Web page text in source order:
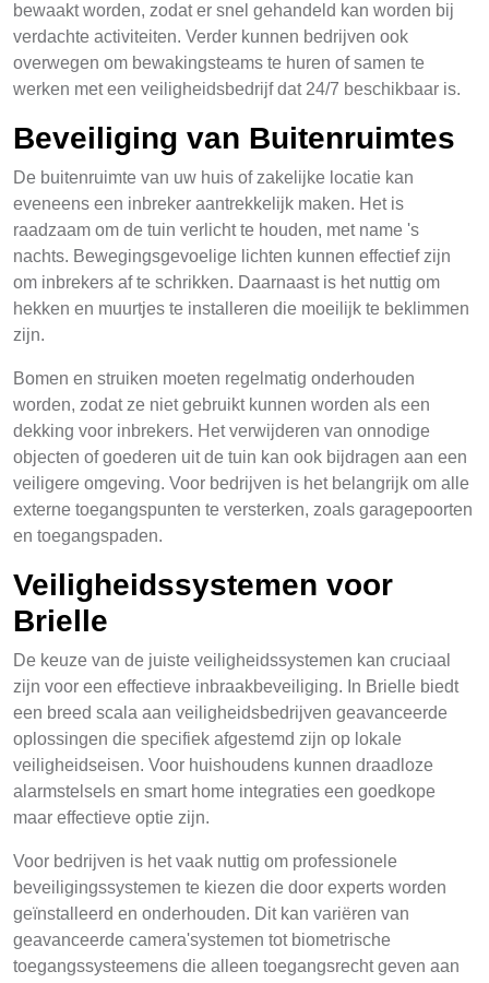
bewaakt worden, zodat er snel gehandeld kan worden bij
verdachte activiteiten. Verder kunnen bedrijven ook
overwegen om bewakingsteams te huren of samen te
werken met een veiligheidsbedrijf dat 24/7 beschikbaar is.
Beveiliging van Buitenruimtes
De buitenruimte van uw huis of zakelijke locatie kan
eveneens een inbreker aantrekkelijk maken. Het is
raadzaam om de tuin verlicht te houden, met name 's
nachts. Bewegingsgevoelige lichten kunnen effectief zijn
om inbrekers af te schrikken. Daarnaast is het nuttig om
hekken en muurtjes te installeren die moeilijk te beklimmen
zijn.
Bomen en struiken moeten regelmatig onderhouden
worden, zodat ze niet gebruikt kunnen worden als een
dekking voor inbrekers. Het verwijderen van onnodige
objecten of goederen uit de tuin kan ook bijdragen aan een
veiligere omgeving. Voor bedrijven is het belangrijk om alle
externe toegangspunten te versterken, zoals garagepoorten
en toegangspaden.
Veiligheidssystemen voor
Brielle
De keuze van de juiste veiligheidssystemen kan cruciaal
zijn voor een effectieve inbraakbeveiliging. In Brielle biedt
een breed scala aan veiligheidsbedrijven geavanceerde
oplossingen die specifiek afgestemd zijn op lokale
veiligheidseisen. Voor huishoudens kunnen draadloze
alarmstelsels en smart home integraties een goedkope
maar effectieve optie zijn.
Voor bedrijven is het vaak nuttig om professionele
beveiligingssystemen te kiezen die door experts worden
geïnstalleerd en onderhouden. Dit kan variëren van
geavanceerde camera'systemen tot biometrische
toegangssysteemens die alleen toegangsrecht geven aan